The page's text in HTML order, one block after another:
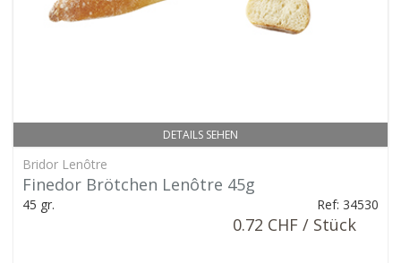
DETAILS SEHEN
Bridor Lenôtre
Finedor Brötchen Lenôtre 45g
45 gr. Ref: 34530
0.72 CHF / Stück